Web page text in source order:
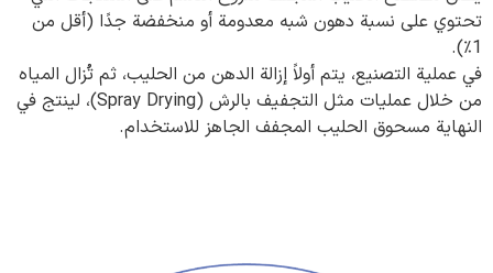
تحتوي على نسبة دهون شبه معدومة أو منخفضة جدًا (أقل من
1٪).
في عملية التصنيع، يتم أولاً إزالة الدهن من الحليب، ثم تُزال المياه
من خلال عمليات مثل التجفيف بالرش (Spray Drying)، لينتج في
النهاية مسحوق الحليب المجفف الجاهز للاستخدام.